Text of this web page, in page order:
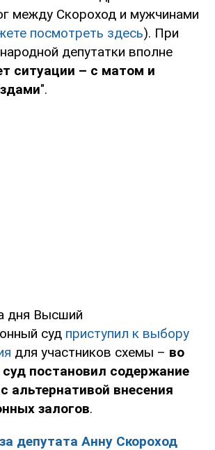
между Скороход и мужчинами
посмотреть здесь). При
депутатки вполне
ситуации – с матом и
".
дня Высший
суд приступил к выбору
для участников схемы – во
суд постановил содержание
альтернативой внесения
залогов.
за депутата Анну Скороход